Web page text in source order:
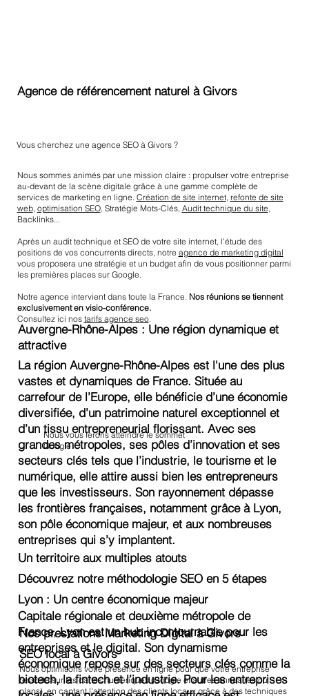
Agence de référencement naturel à Givors
Vous cherchez une agence SEO à Givors ?
Nous sommes animés par une mission claire : propulser votre entreprise
au-devant de la scène digitale grâce à une gamme complète de
services de marketing en ligne. Création de site internet, refonte de site
web, optimisation SEO, Stratégie Mots-Clés, Audit technique du site,
Backlinks...
Après un audit technique et SEO de votre site internet, l'étude des
positions de vos concurrents directs, notre agence de marketing digital
vous proposera une stratégie et un budget afin de vous positionner parmi
les premières places sur Google.
Notre agence intervient dans toute la France. Nos réunions se tiennent
exclusivement en visio-conférence.
Consultez ici nos tarifs agence seo.
Nos prestations Marketing Digital à Givors
SEO local à Givors
Nous optimisons votre présence en ligne pour que votre entreprise
ressorte sur les cartes numériques (Google et autres annuaires ou
plans), en captant l'attention des clients locaux grâce à des techniques
Nous vous ferons atteindre le sommet
Google
Auvergne-Rhône-Alpes : Une région dynamique et
attractive
La région Auvergne-Rhône-Alpes est l'une des plus
vastes et dynamiques de France. Située au
carrefour de l’Europe, elle bénéficie d’une économie
diversifiée, d’un patrimoine naturel exceptionnel et
d’un tissu entrepreneurial florissant. Avec ses
grandes métropoles, ses pôles d’innovation et ses
secteurs clés tels que l’industrie, le tourisme et le
numérique, elle attire aussi bien les entrepreneurs
que les investisseurs. Son rayonnement dépasse
les frontières françaises, notamment grâce à Lyon,
son pôle économique majeur, et aux nombreuses
entreprises qui s’y implantent.
Un territoire aux multiples atouts
Lyon : Un centre économique majeur
Capitale régionale et deuxième métropole de
France, Lyon est un hub incontournable pour les
entreprises et le digital. Son dynamisme
économique repose sur des secteurs clés comme la
biotech, la fintech et l’industrie. Pour les entreprises
Découvrez notre méthodologie SEO en 5 étapes